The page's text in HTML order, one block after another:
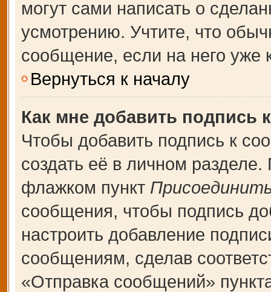
могут сами написать о
усмотрению. Учтите, что
сообщение, если на него уже
Вернуться к началу
Как мне добавить подпись
Чтобы добавить подпись к
создать её в личном
флажком пункт
сообщения, чтобы подпись
настроить добавление
сообщениям, сделав
«Отправка сообщений»